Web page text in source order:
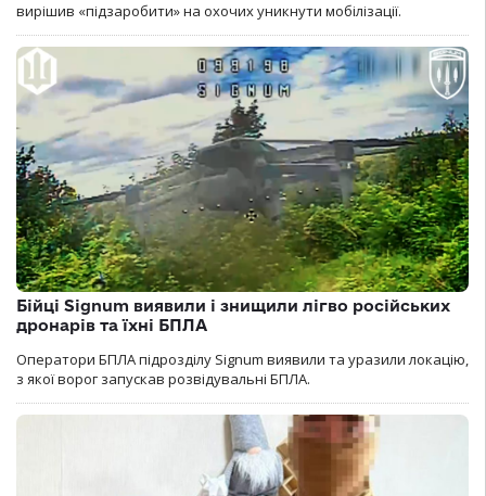
вирішив «підзаробити» на охочих уникнути мобілізації.
Бійці Signum виявили і знищили лігво російських
дронарів та їхні БПЛА
Оператори БПЛА підрозділу Signum виявили та уразили локацію,
з якої ворог запускав розвідувальні БПЛА.